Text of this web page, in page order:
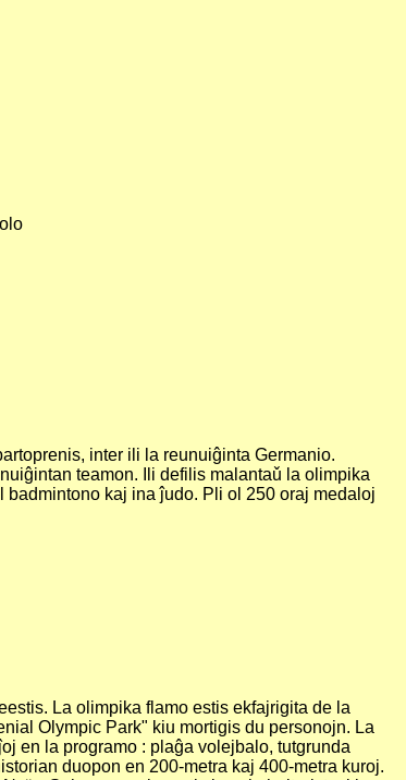
inter ili la reunuiĝinta Germanio.
teamon. Ili defilis malantaǔ la olimpika
kaj ina ĵudo. Pli ol 250 oraj medaloj
La olimpika flamo estis ekfajrigita de la
Olympic Park" kiu mortigis du personojn. La
en la programo : plaĝa volejbalo, tutgrunda
duopon en 200-metra kaj 400-metra kuroj.